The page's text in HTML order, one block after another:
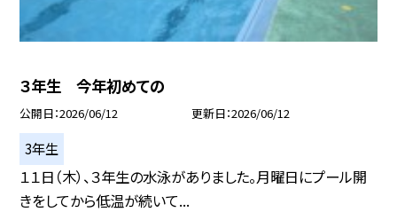
３年生 今年初めての
公開日 2026/06/12 更新日 2026/06/12
3年生
１１日（木）、３年生の水泳がありました。月曜日にプール開
きをしてから低温が続いて...